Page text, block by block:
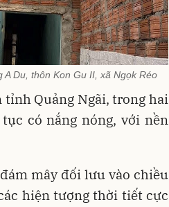
Du, thôn Kon Gu II, xã Ngọk Réo
Quảng Ngãi, trong hai
có nắng nóng, với nền
mây đối lưu vào chiều
hiện tượng thời tiết cực